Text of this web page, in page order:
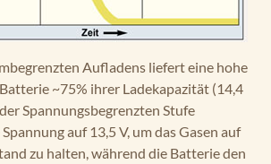
Aufladens liefert eine hohe
~75% ihrer Ladekapazität (14,4
Spannungsbegrenzten Stufe
auf 13,5 V, um das Gasen auf
zu halten, während die Batterie den